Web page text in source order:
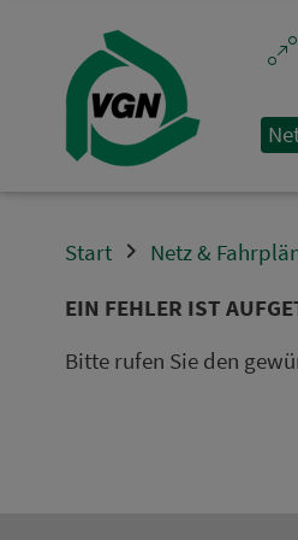
Start Netz &
EIN FEHLER IST
Bitte rufen Sie den